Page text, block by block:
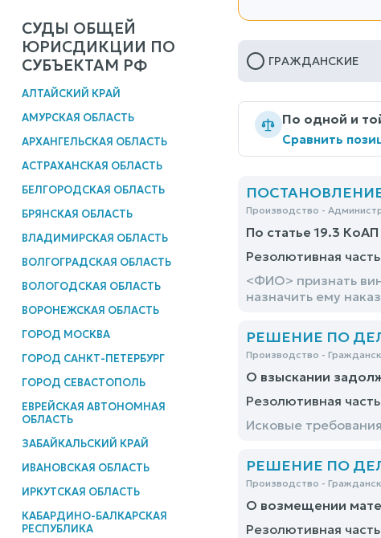
СУДЫ ОБЩЕЙ
ЮРИСДИКЦИИ ПО
СУБЪЕКТАМ РФ
АЛТАЙСКИЙ КРАЙ
АМУРСКАЯ ОБЛАСТЬ
АРХАНГЕЛЬСКАЯ ОБЛАСТЬ
АСТРАХАНСКАЯ ОБЛАСТЬ
БЕЛГОРОДСКАЯ ОБЛАСТЬ
БРЯНСКАЯ ОБЛАСТЬ
ВЛАДИМИРСКАЯ ОБЛАСТЬ
ВОЛГОГРАДСКАЯ ОБЛАСТЬ
ВОЛОГОДСКАЯ ОБЛАСТЬ
ВОРОНЕЖСКАЯ ОБЛАСТЬ
ГОРОД МОСКВА
ГОРОД САНКТ-ПЕТЕРБУРГ
ГОРОД СЕВАСТОПОЛЬ
ЕВРЕЙСКАЯ АВТОНОМНАЯ
ОБЛАСТЬ
ЗАБАЙКАЛЬСКИЙ КРАЙ
ИВАНОВСКАЯ ОБЛАСТЬ
ИРКУТСКАЯ ОБЛАСТЬ
КАБАРДИНО-БАЛКАРСКАЯ
РЕСПУБЛИКА
ГРАЖДАНСКИЕ
По одной и
Сравнить
ПОСТАНОВЛЕНИЕ
Производство -
По статье 19.3
Резолютивная часть
<ФИО> признать
назначить ему
РЕШЕНИЕ ПО
Производство -
О взыскании
Резолютивная часть
Исковые
РЕШЕНИЕ ПО
Производство -
О возмещении
Резолютивная часть